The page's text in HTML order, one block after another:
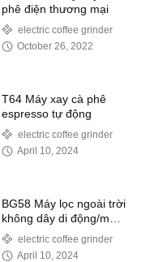
phê điện thương mại
electric coffee grinder
October 26, 2022
T64 Máy xay cà phê
espresso tự động
electric coffee grinder
April 10, 2024
BG58 Máy lọc ngoài trời
không dây di động/máy
xay cà phê đổ đầy với
pin lithium
electric coffee grinder
April 10, 2024